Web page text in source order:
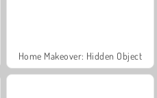
Home Makeover: Hidden Object